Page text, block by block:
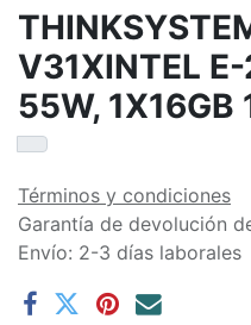
V31XINTEL
55W, 1X16GB
Términos y condiciones
Garantía de devolución
Envío: 2-3 días laborales